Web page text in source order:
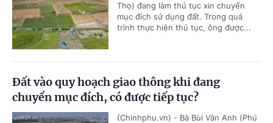
Thọ) đang làm thủ tục xin chuyển
mục đích sử dụng đất. Trong quá
trình thực hiện thủ tục, ông được...
Đất vào quy hoạch giao thông khi đang
chuyển mục đích, có được tiếp tục?
(Chinhphu.vn) - Bà Bùi Vân Anh (Phú